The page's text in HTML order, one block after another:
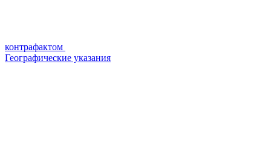
контрафактом
Географические указания